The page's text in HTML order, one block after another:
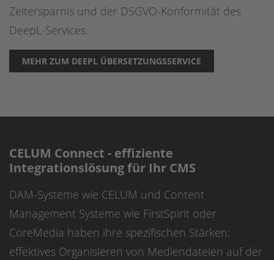
Zeitersparnis und der DSGVO-Konformität des
DeepL-Services.
MEHR ZUM DEEPL ÜBERSETZUNGSSERVICE
CELUM Connect - effiziente
Integrationslösung für Ihr CMS
DAM-Systeme wie CELUM und Content
Management Systeme wie FirstSpirit oder
CoreMedia haben ihre spezifischen Stärken:
effektives Organisieren von Mediendateien auf der